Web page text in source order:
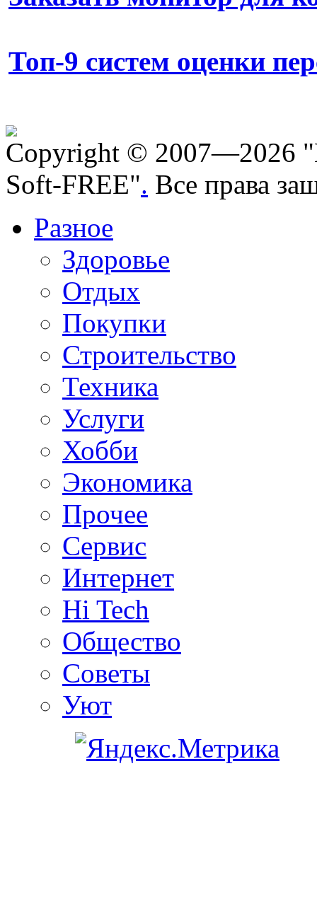
Топ-9 систем оценки
Copyright © 2007—2026
Soft-FREE". Все права
Разное
Здоровье
Отдых
Покупки
Строительство
Техника
Услуги
Хобби
Экономика
Прочее
Сервис
Интернет
Hi Tech
Общество
Советы
Уют